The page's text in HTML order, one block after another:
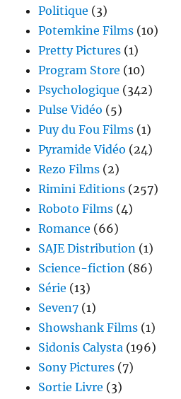
Politique (3)
Potemkine Films (10)
Pretty Pictures (1)
Program Store (10)
Psychologique (342)
Pulse Vidéo (5)
Puy du Fou Films (1)
Pyramide Vidéo (24)
Rezo Films (2)
Rimini Editions (257)
Roboto Films (4)
Romance (66)
SAJE Distribution (1)
Science-fiction (86)
Série (13)
Seven7 (1)
Showshank Films (1)
Sidonis Calysta (196)
Sony Pictures (7)
Sortie Livre (3)